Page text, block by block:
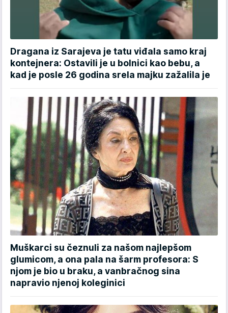
Dragana iz Sarajeva je tatu viđala samo kraj
kontejnera: Ostavili je u bolnici kao bebu, a
kad je posle 26 godina srela majku zažalila je
Muškarci su čeznuli za našom najlepšom
glumicom, a ona pala na šarm profesora: S
njom je bio u braku, a vanbračnog sina
napravio njenoj koleginici